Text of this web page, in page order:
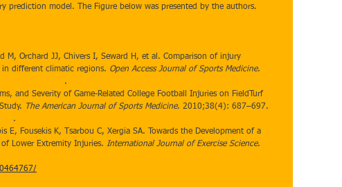
prediction model. The Figure below was presented by the authors.
M, Orchard JJ, Chivers I, Seward H, et al. Comparison of injury
different climatic regions. Open Access Journal of Sports Medicine.
.
and Severity of Game-Related College Football Injuries on FieldTurf
The American Journal of Sports Medicine. 2010;38(4): 687–697.
.
E, Fousekis K, Tsarbou C, Xergia SA. Towards the Development of a
Lower Extremity Injuries. International Journal of Exercise Science.